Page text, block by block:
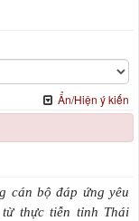
Ẩn/Hiện ý kiến
cán bộ đáp ứng yêu
thực tiễn tỉnh Thái